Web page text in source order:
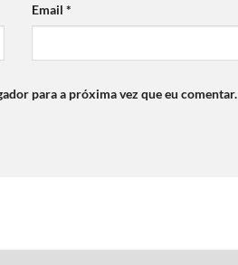
Email*
para a próxima vez que eu comentar.